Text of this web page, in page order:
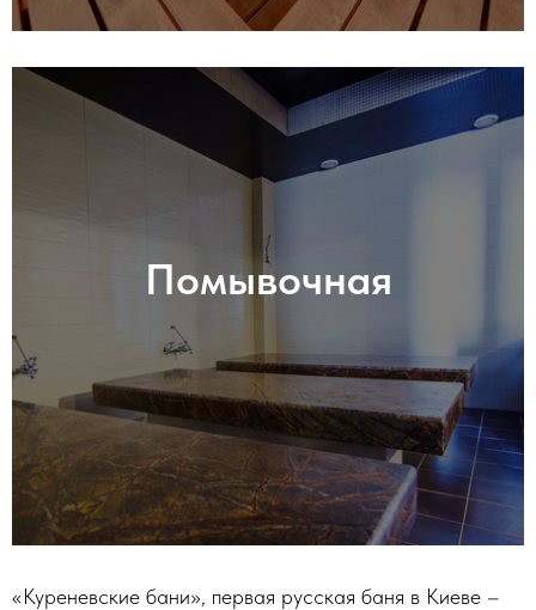
Помывочная
«Куреневские бани», первая русская баня в Киеве –